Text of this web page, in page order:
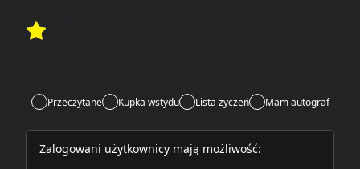
Rate this item:
Przeczytane Kupka wstydu Lista życzeń Mam autograf
Zalogowani użytkownicy mają możliwość: